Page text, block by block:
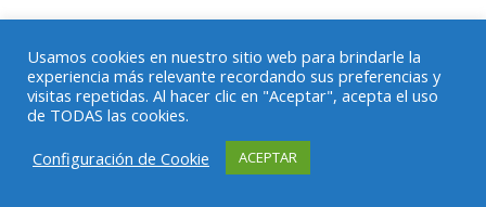
Usamos cookies en nuestro sitio web para brindarle la
experiencia más relevante recordando sus preferencias y
visitas repetidas. Al hacer clic en "Aceptar", acepta el uso
de TODAS las cookies.
Configuración de Cookie
ACEPTAR